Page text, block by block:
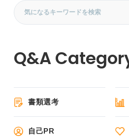
書類選考
自己PR